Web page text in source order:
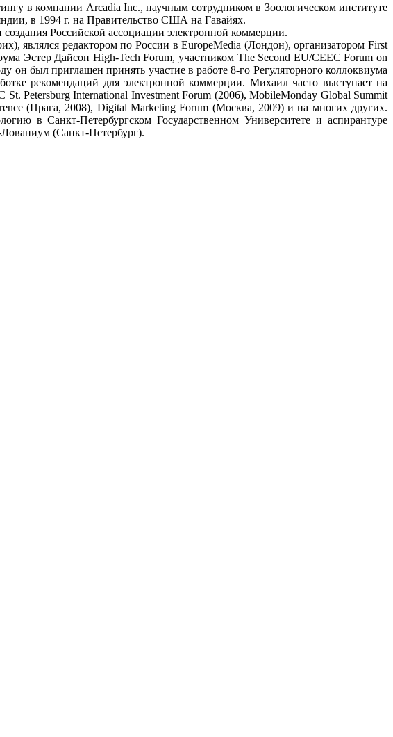
в компании Arcadia Inc., научным сотрудником в Зоологическом институте
в 1994 г. на Правительство США на Гавайях.
Российской ассоциации электронной коммерции.
являлся редактором по России в EuropeMedia (Лондон), организатором First
Эстер Дайсон High-Tech Forum, участником The Second EU/CEEC Forum on
он был приглашен принять участие в работе 8-го Регуляторного коллоквиума
рекомендаций для электронной коммерции. Михаил часто выступает на
Petersburg International Investment Forum (2006), MobileMonday Global Summit
(Прага, 2008), Digital Marketing Forum (Москва, 2009) и на многих других.
в Санкт-Петербургском Государственном Университете и аспирантуре
(Санкт-Петербург).